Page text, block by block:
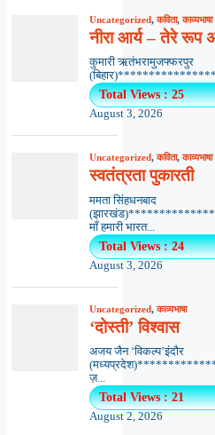
Uncategorized,कविता,काव्यभाषा
नीरा आर्य – तेरे रूप
कुमारी ऋतंभरामुजफ्फरपुर
Total Views : 25
August 3, 2026
Uncategorized,कविता,काव्यभाषा
स्वतंत्रता पुकारती
ममता सिंहधनबाद
माँ हमारी भारत...
Total Views : 24
August 3, 2026
Uncategorized,काव्यभाषा
‘दोस्ती’ विश्वास
अजय जैन ‘विकल्प’इंदौर
ज़...
Total Views : 21
August 2, 2026